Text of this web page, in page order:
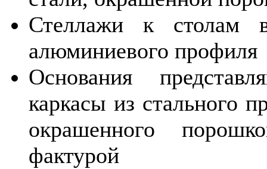
Стеллажи к столам
алюминиевого профиля
Основания
каркасы из стального
окрашенного
фактурой